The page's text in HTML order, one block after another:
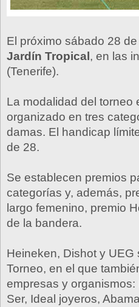
El próximo sábado 28
Jardín Tropical , en las
(Tenerife).
La modalidad del torneo
organizado en tres
damas. El handicap
de 28.
Se establecen premios
categorías y, además,
largo femenino, premio
de la bandera.
Heineken, Dishot y
Torneo, en el que
empresas y organismos:
Ser, Ideal joyeros,